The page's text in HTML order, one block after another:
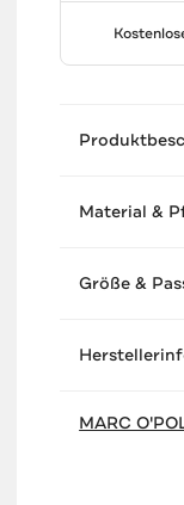
Material &
Größe &
MARC